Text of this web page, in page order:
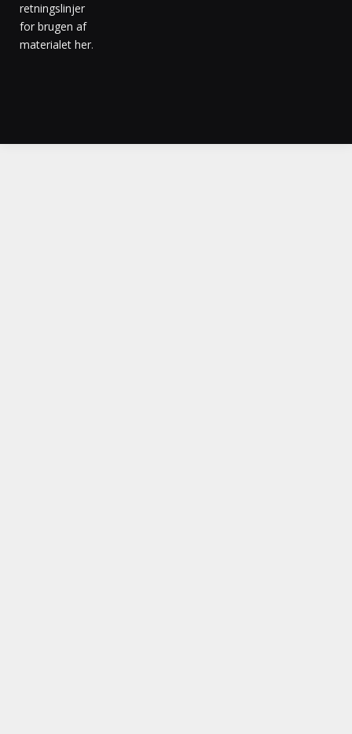
retningslinjer
for brugen af
materialet her.